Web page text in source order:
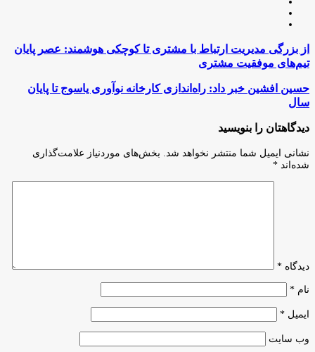
از
بزرگی
مدیریت
با
مشتری
کوچکی
عصر
پایان
از بزرگی مدیریت ارتباط با مشتری تا کوچکی هوشمند: عصر پایان
تیم‌های موفقیت مشتری
حسین
افشین
خبر
داد:
راه‌اندازی
کارخانه
نوآوری
یاسوج
حسین افشین خبر داد: راه‌اندازی کارخانه نوآوری یاسوج تا پایان
سال
دیدگاهتان را بنویسید
نشانی ایمیل شما منتشر نخواهد شد.
بخش‌های موردنیاز علامت‌گذاری
شده‌اند *
دیدگاه *
نام *
ایمیل *
وب‌ سایت